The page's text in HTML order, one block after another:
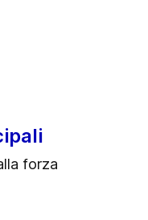
forza